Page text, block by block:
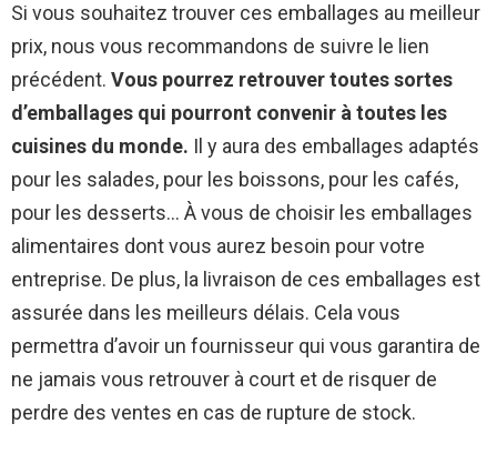
Si vous souhaitez trouver ces emballages au meilleur
prix, nous vous recommandons de suivre le lien
précédent. Vous pourrez retrouver toutes sortes
d’emballages qui pourront convenir à toutes les
cuisines du monde. Il y aura des emballages adaptés
pour les salades, pour les boissons, pour les cafés,
pour les desserts… À vous de choisir les emballages
alimentaires dont vous aurez besoin pour votre
entreprise. De plus, la livraison de ces emballages est
assurée dans les meilleurs délais. Cela vous
permettra d’avoir un fournisseur qui vous garantira de
ne jamais vous retrouver à court et de risquer de
perdre des ventes en cas de rupture de stock.